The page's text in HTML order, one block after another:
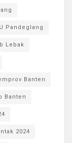
Pandeglang
Lebak
Banten
Banten
2024